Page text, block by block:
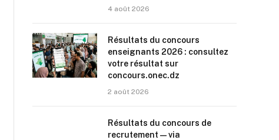
4 août 2026
Résultats du concours
enseignants 2026 : consultez
votre résultat sur
concours.onec.dz
2 août 2026
Résultats du concours de
recrutement — via